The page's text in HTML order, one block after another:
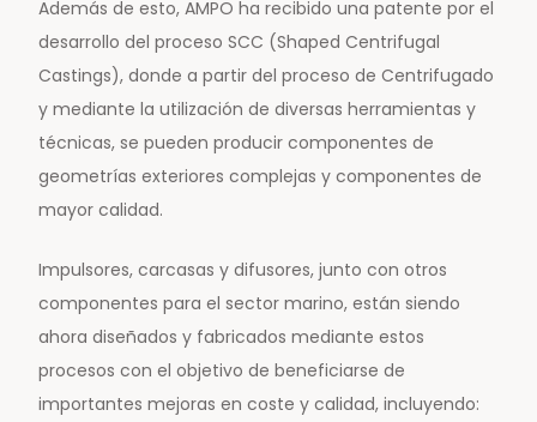
Además de esto, AMPO ha recibido una patente por el
desarrollo del proceso SCC (Shaped Centrifugal
Castings), donde a partir del proceso de Centrifugado
y mediante la utilización de diversas herramientas y
técnicas, se pueden producir componentes de
geometrías exteriores complejas y componentes de
mayor calidad.
Impulsores, carcasas y difusores, junto con otros
componentes para el sector marino, están siendo
ahora diseñados y fabricados mediante estos
procesos con el objetivo de beneficiarse de
importantes mejoras en coste y calidad, incluyendo: